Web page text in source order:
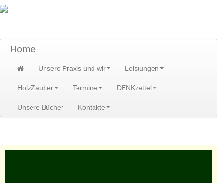
Home
Unsere Praxis und wir Leistungen
HolzZauber Termine DENKzettel
Unsere Bücher Kontakte